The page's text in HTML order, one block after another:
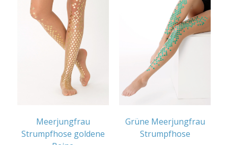
Meerjungfrau
Strumpfhose goldene
Grüne Meerjungfrau
Strumpfhose